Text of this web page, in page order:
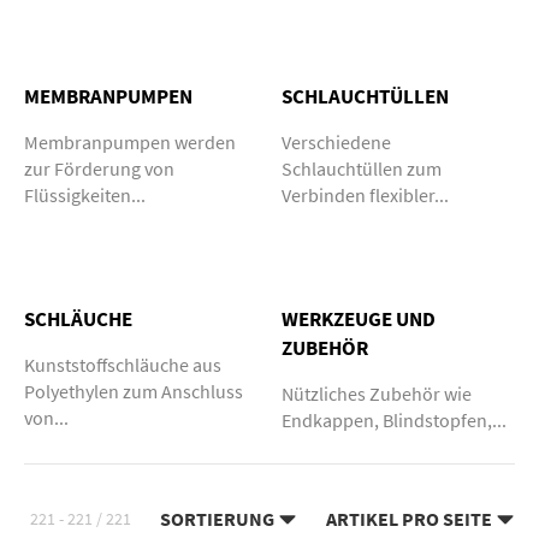
MEMBRANPUMPEN
Membranpumpen werden
zur Förderung von
Flüssigkeiten...
SCHLAUCHTÜLLEN
Verschiedene
Schlauchtüllen zum
Verbinden flexibler...
SCHLÄUCHE
Kunststoffschläuche aus
Polyethylen zum Anschluss
von...
WERKZEUGE UND
ZUBEHÖR
Nützliches Zubehör wie
Endkappen, Blindstopfen,...
221 - 221 / 221 SORTIERUNG
ARTIKEL PRO SEITE